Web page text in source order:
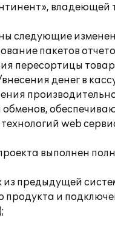
владеющей
следующие
пакетов
пересортицы
денег в
обменов,
web
выполнен
предыдущей
и